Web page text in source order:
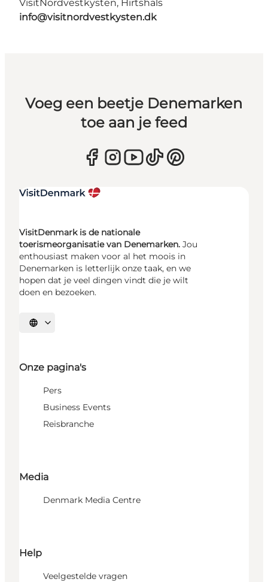
VisitNordvestkysten, Hirtshals
info@visitnordvestkysten.dk
Voeg een beetje Denemarken
toe aan je feed
VisitDenmark is de nationale
toerismeorganisatie van Denemarken. Jou
enthousiast maken voor al het moois in
Denemarken is letterlijk onze taak, en we
hopen dat je veel dingen vindt die je wilt
doen en bezoeken.
Selecteer taal
Onze pagina's
Pers
Business Events
Reisbranche
Media
Denmark Media Centre
Help
Veelgestelde vragen